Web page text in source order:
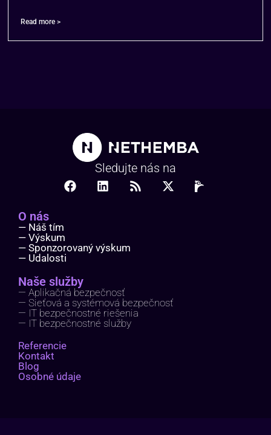
Read more >
Sledujte nás na
O nás
— Náš tím
— Výskum
— Sponzorovaný výskum
— Udalosti
Naše služby
— Aplikačná bezpečnosť
— Sieťová a systémová bezpečnosť
— IT bezpečnostné riešenia
— IT bezpečnostné služby
Referencie
Kontakt
Blog
Osobné údaje